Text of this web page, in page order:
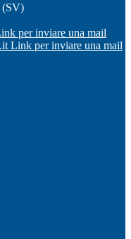
(SV)
per inviare una mail
Link per inviare una mail